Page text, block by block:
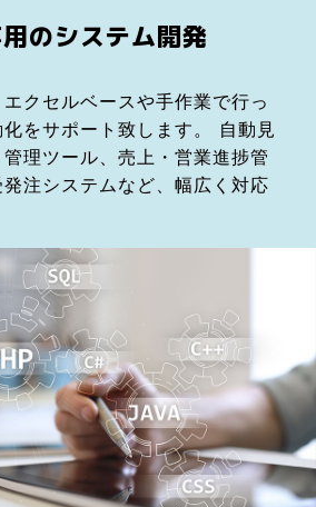
のシステム開発
クセルベースや手作業で行っ
をサポート致します。 自動見
理ツール、売上・営業進捗管
注システムなど、幅広く対応